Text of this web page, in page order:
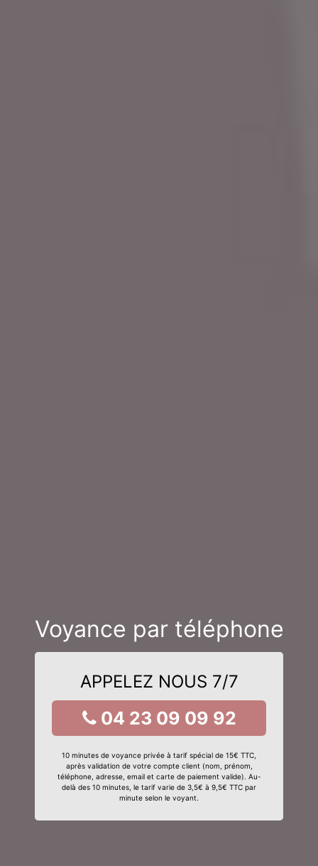
Voyance par téléphone
APPELEZ NOUS 7/7
04 23 09 09 92
10 minutes de voyance privée à tarif spécial de 15€ TTC,
après validation de votre compte client (nom, prénom,
téléphone, adresse, email et carte de paiement valide). Au-
delà des 10 minutes, le tarif varie de 3,5€ à 9,5€ TTC par
minute selon le voyant.